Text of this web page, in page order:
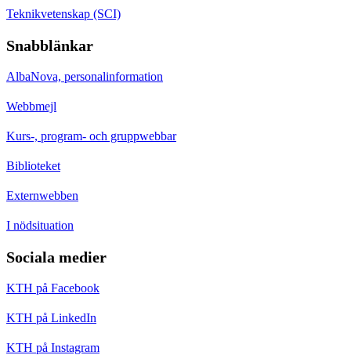
Teknikvetenskap (SCI)
Snabblänkar
AlbaNova, personalinformation
Webbmejl
Kurs-, program- och gruppwebbar
Biblioteket
Externwebben
I nödsituation
Sociala medier
KTH på Facebook
KTH på LinkedIn
KTH på Instagram